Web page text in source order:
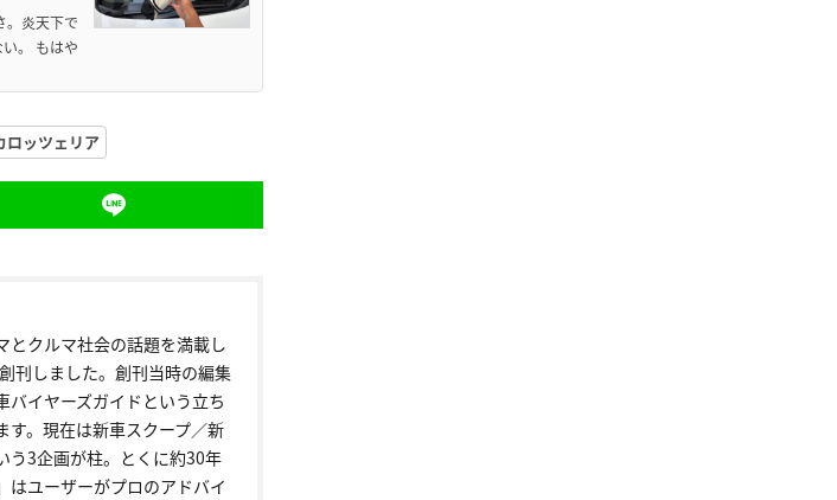
。炎天下で
。 もはや
ロッツェリア
とクルマ社会の話題を満載し
刊しました。創刊当時の編集
イヤーズガイドという立ち
す。現在は新車スクープ／新
う3企画が柱。とくに約30年
はユーザーがプロのアドバイ